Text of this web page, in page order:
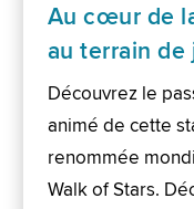
Au cœur de
au terrain de
Découvrez le
animé de cette
renommée
Walk of Stars.